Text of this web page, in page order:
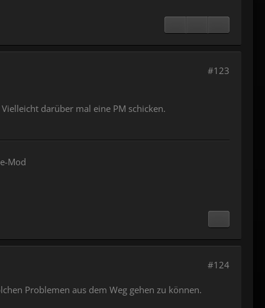
#123
darüber mal eine PM schicken.
Mod
#124
Problemen aus dem Weg gehen zu können.